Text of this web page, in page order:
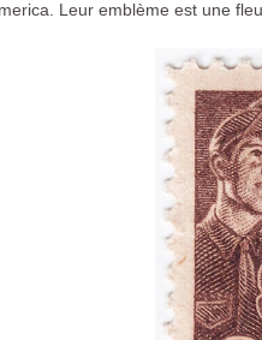
Leur emblème est une